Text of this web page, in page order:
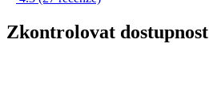
Zkontrolovat dostupnost